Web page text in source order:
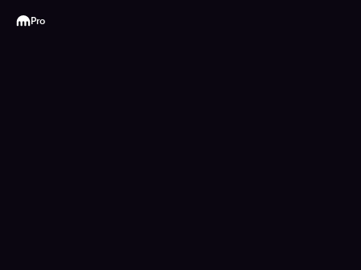
Kraken
Pro